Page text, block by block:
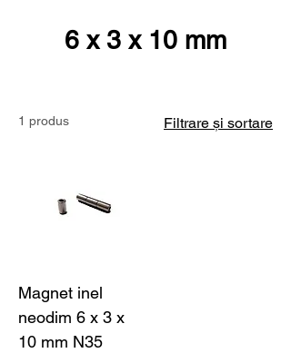
6 x 3 x 10 mm
1 produs Filtrare și sortare
Magnet inel
neodim 6 x 3 x
10 mm N35